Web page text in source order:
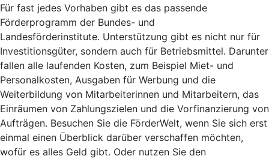
Für fast jedes Vorhaben gibt es das passende
Förderprogramm der Bundes- und
Landesförderinstitute. Unterstützung gibt es nicht nur für
Investitionsgüter, sondern auch für Betriebsmittel. Darunter
fallen alle laufenden Kosten, zum Beispiel Miet- und
Personalkosten, Ausgaben für Werbung und die
Weiterbildung von Mitarbeiterinnen und Mitarbeitern, das
Einräumen von Zahlungszielen und die Vorfinanzierung von
Aufträgen. Besuchen Sie die FörderWelt, wenn Sie sich erst
einmal einen Überblick darüber verschaffen möchten,
wofür es alles Geld gibt. Oder nutzen Sie den